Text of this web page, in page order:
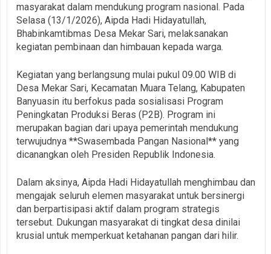
masyarakat dalam mendukung program nasional. Pada
Selasa (13/1/2026), Aipda Hadi Hidayatullah,
Bhabinkamtibmas Desa Mekar Sari, melaksanakan
kegiatan pembinaan dan himbauan kepada warga.
Kegiatan yang berlangsung mulai pukul 09.00 WIB di
Desa Mekar Sari, Kecamatan Muara Telang, Kabupaten
Banyuasin itu berfokus pada sosialisasi Program
Peningkatan Produksi Beras (P2B). Program ini
merupakan bagian dari upaya pemerintah mendukung
terwujudnya **Swasembada Pangan Nasional** yang
dicanangkan oleh Presiden Republik Indonesia.
Dalam aksinya, Aipda Hadi Hidayatullah menghimbau dan
mengajak seluruh elemen masyarakat untuk bersinergi
dan berpartisipasi aktif dalam program strategis
tersebut. Dukungan masyarakat di tingkat desa dinilai
krusial untuk memperkuat ketahanan pangan dari hilir.